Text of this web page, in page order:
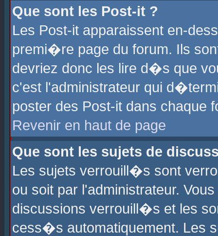
Que sont les Post-it ?
Les Post-it apparaissent en-
premi�re page du forum. Ils
devriez donc les lire d�s que
c'est l'administrateur qui
poster des Post-it dans chaque
Revenir en haut de page
Que sont les sujets de
Les sujets verrouill�s sont
ou soit par l'administrateur.
discussions verrouill�s et les
cess�s automatiquement. Les